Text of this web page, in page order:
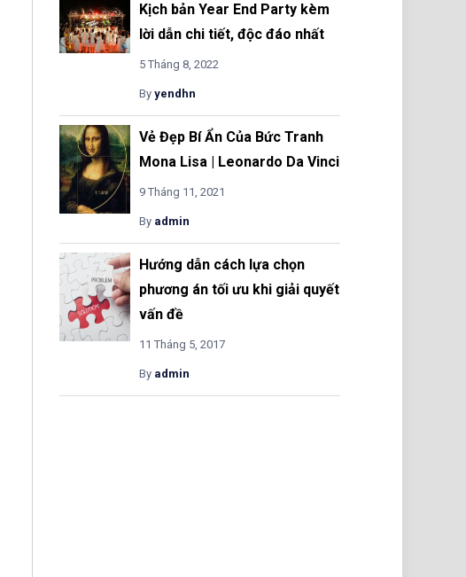
Kịch bản Year End Party kèm
lời dẫn chi tiết, độc đáo nhất
5 Tháng 8, 2022
By yendhn
Vẻ Đẹp Bí Ẩn Của Bức Tranh
Mona Lisa | Leonardo Da Vinci
9 Tháng 11, 2021
By admin
Hướng dẫn cách lựa chọn
phương án tối ưu khi giải quyết
vấn đề
11 Tháng 5, 2017
By admin